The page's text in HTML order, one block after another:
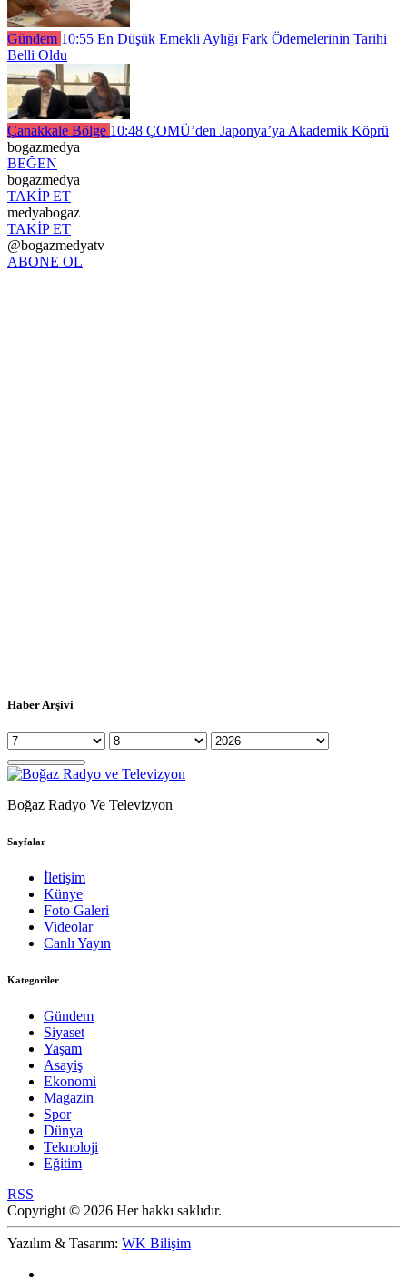
Gündem 10:55 En Düşük Emekli Aylığı Fark Ödemelerinin Tarihi
Belli Oldu
Çanakkale Bölge 10:48 ÇOMÜ’den Japonya’ya Akademik Köprü
bogazmedya
BEĞEN
bogazmedya
TAKİP ET
medyabogaz
TAKİP ET
@bogazmedyatv
ABONE OL
Haber Arşivi
Boğaz Radyo Ve Televizyon
Sayfalar
İletişim
Künye
Foto Galeri
Videolar
Canlı Yayın
Kategoriler
Gündem
Siyaset
Yaşam
Asayiş
Ekonomi
Magazin
Spor
Dünya
Teknoloji
Eğitim
RSS
Copyright © 2026 Her hakkı saklıdır.
Yazılım & Tasarım: WK Bilişim